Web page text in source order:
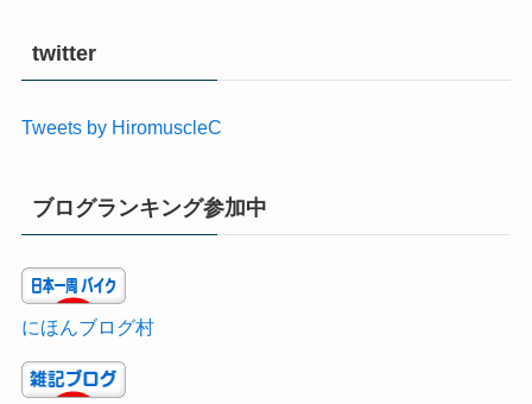
twitter
Tweets by HiromuscleC
ブログランキング参加中
にほんブログ村